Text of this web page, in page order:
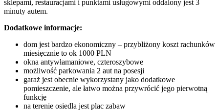
sklepami, restauracjami i punktami usługowymi oddalony jest 3
minuty autem.
Dodatkowe informacje:
dom jest bardzo ekonomiczny – przybliżony koszt rachunków
miesięcznie to ok 1000 PLN
okna antywłamaniowe, czteroszybowe
możliwość parkowania 2 aut na posesji
garaż jest obecnie wykorzystany jako dodatkowe
pomieszczenie, ale łatwo można przywrócić jego pierwotną
funkcję
na terenie osiedla jest plac zabaw